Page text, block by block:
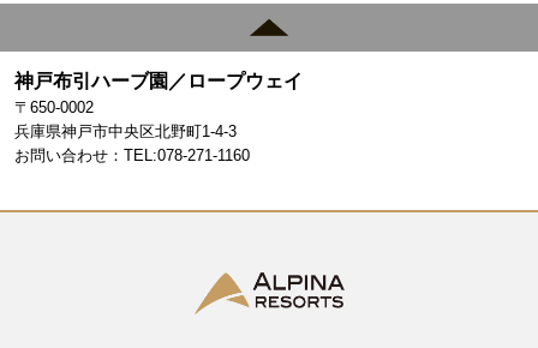
e
k
gr
神戸布引ハーブ園／ロープウェイ
〒650-0002
兵庫県神戸市中央区北野町1-4-3
お問い合わせ：TEL:078-271-1160